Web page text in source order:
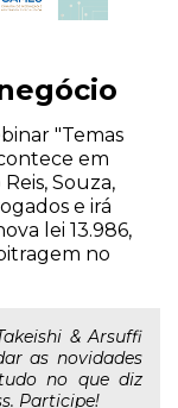
"Temas
em
Souza,
e irá
lei 13.986,
no
& Arsuffi
as novidades
no que diz
Participe!